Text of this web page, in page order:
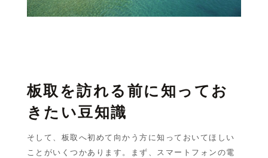
板取を訪れる前に知ってお
きたい豆知識
そして、板取へ初めて向かう方に知っておいてほしい
ことがいくつかあります。まず、スマートフォンの電